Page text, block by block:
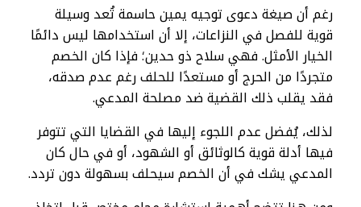
رغم أن صيغة دعوى توجيه يمين حاسمة تُعد وسيلة
قوية للفصل في النزاعات، إلا أن استخدامها ليس دائمًا
الخيار الأمثل. فهي سلاح ذو حدين؛ فإذا كان الخصم
متجردًا من الحرج أو مستعدًا للحلف رغم عدم صدقه،
فقد يقلب ذلك القضية ضد مصلحة المدعي.
لذلك، يُفضل عدم اللجوء إليها في القضايا التي تتوفر
فيها أدلة قوية كالوثائق أو الشهود، أو في حال كان
المدعي يشك في أن الخصم سيحلف بسهولة دون تردد.